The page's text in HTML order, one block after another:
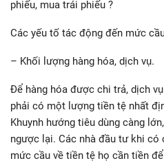
phiếu, mua trái phiếu ?
Các yếu tố tác động đến mức
– Khối lượng hàng hóa, dịch vụ.
Để hàng hóa được chi trả, dịch
phải có một lượng tiền tệ nhất
Khuynh hướng tiêu dùng càng
ngược lại. Các nhà đầu tư khi
mức cầu về tiền tệ họ cần tiền